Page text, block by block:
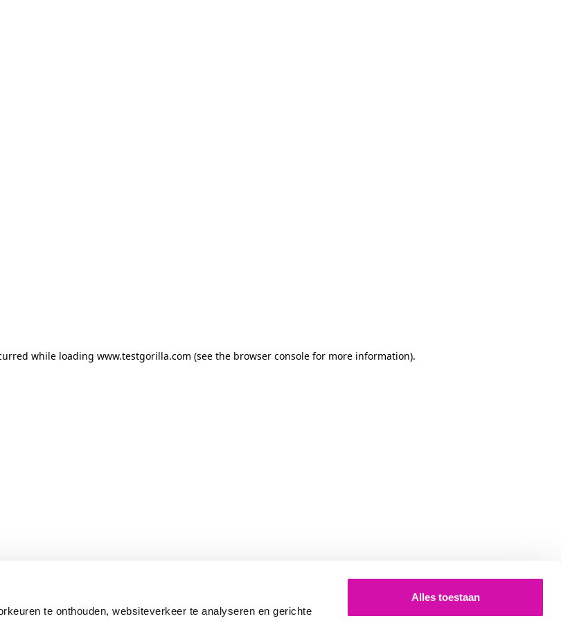
te onthouden, websiteverkeer te analyseren en gerichte
Alles toestaan
while loading www.testgorilla.com (see the browser console for more information).